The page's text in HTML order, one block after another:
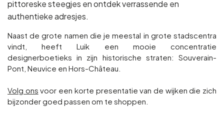
pittoreske steegjes en ontdek verrassende en
authentieke adresjes.
Naast de grote namen die je meestal in grote stadscentra
vindt, heeft Luik een mooie concentratie
designerboetieks in zijn historische straten: Souverain-
Pont, Neuvice en Hors-Château.
Volg ons voor een korte presentatie van de wijken die zich
bijzonder goed passen om te shoppen.